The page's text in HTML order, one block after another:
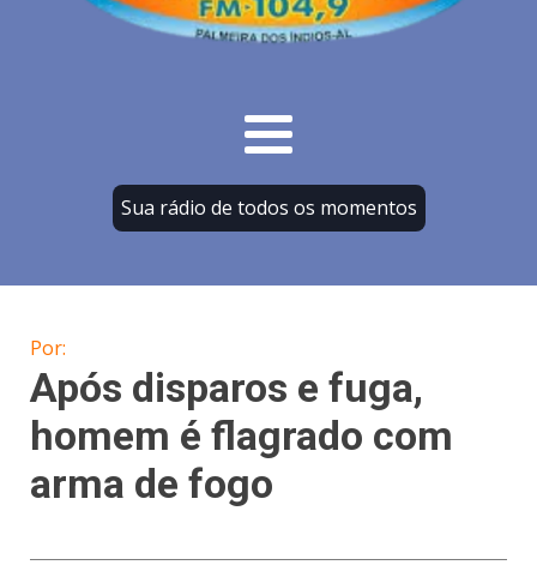
Sua rádio de todos os momentos
Por:
Após disparos e fuga,
homem é flagrado com
arma de fogo